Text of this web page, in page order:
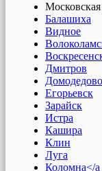
Балашиха
Видное
Дмитров
Домодедово
Егорьевск
Зарайск
Истра
Кашира
Клин
Луга
Коломна</a